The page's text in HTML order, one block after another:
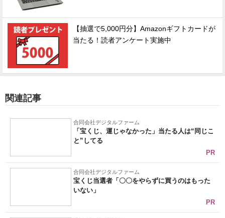
【抽選で5,000円分】Amazonギフトカードが
当たる！読者アンケート実施中
関連記事
合同会社デジタルファーム
「宝くじ、運じゃなかった」当たる人は“同じこ
と”してる
PR
合同会社デジタルファーム
宝くじ当選者「〇〇をやらずに買うのはもった
いない」
PR